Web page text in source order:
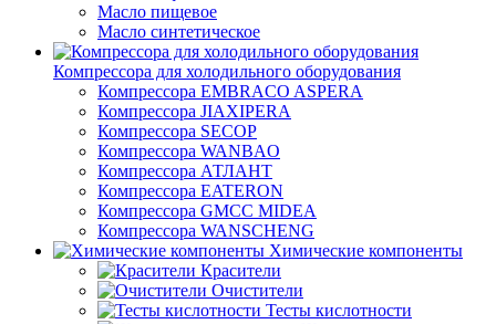
Масло пищевое
Масло синтетическое
Компрессора для холодильного оборудования
Компрессора EMBRACO ASPERA
Компрессора JIAXIPERA
Компрессора SECOP
Компрессора WANBAO
Компрессора АТЛАНТ
Компрессора EATERON
Компрессора GMCC MIDEA
Компрессора WANSCHENG
Химические компоненты
Красители
Очистители
Тесты кислотности